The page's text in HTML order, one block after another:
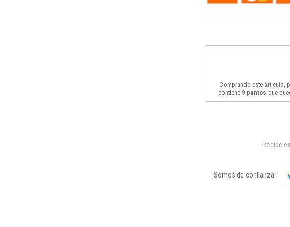
Comprando este artículo,
contiene 9puntos que
Recibe
Somos de confianza: